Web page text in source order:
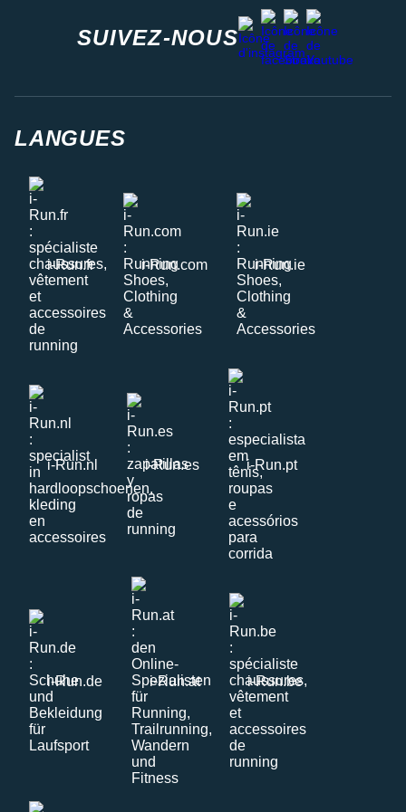
SUIVEZ-NOUS
instagram
facebook
stravayoutube
LANGUES
i-Run.fr i-Run.com i-Run.ie
i-Run.nl i-Run.es i-Run.pt
i-Run.de i-Run.at i-Run.be